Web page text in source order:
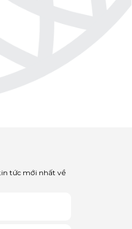
tức mới nhất về